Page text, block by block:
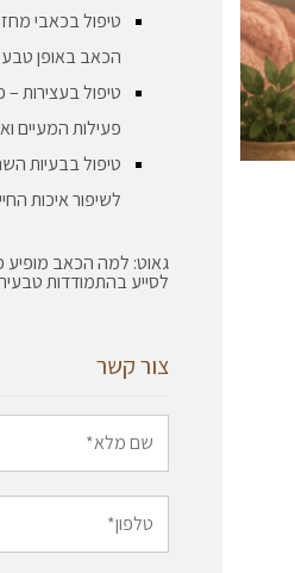
טיפול בכאבי
הכאב באופן
טיפול בעצירות –
פעילות המעיים
טיפול בבעיות
לשיפור איכות
גאוט: למה הכאב מופיע
לסייע בהתמודדות
צור קשר